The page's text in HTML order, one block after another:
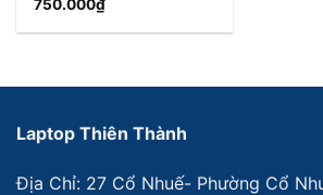
750.000₫
Laptop Thiên Thành
Địa Chỉ: 27 Cổ Nhuế- Phường Cổ